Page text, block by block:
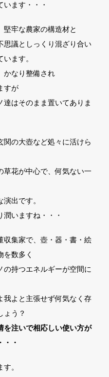
います・・・
堅牢な農家の構造材と
思議としっくり混ざり合い
ます。
かなり整備され
すが
はそのまま置いてありま
関の大壺など処々に活けら
草花が中心で、何気ない一
出です。
いますね・・・
収集家で、壺・器・書・絵
を数多く
の持つエネルギーが空間に
我よと主張せず何気なく存
ょう？
を注いで相応しい使い方が
・・
。